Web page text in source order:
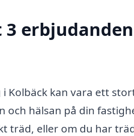
3
Kolbäck kan vara ett
och hälsan på din
träd, eller om du har